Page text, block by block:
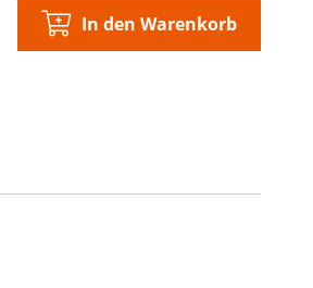
In den Warenkorb